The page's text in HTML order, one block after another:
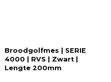
Broodgolfmes | SERIE
4000 | RVS | Zwart |
Lengte 200mm